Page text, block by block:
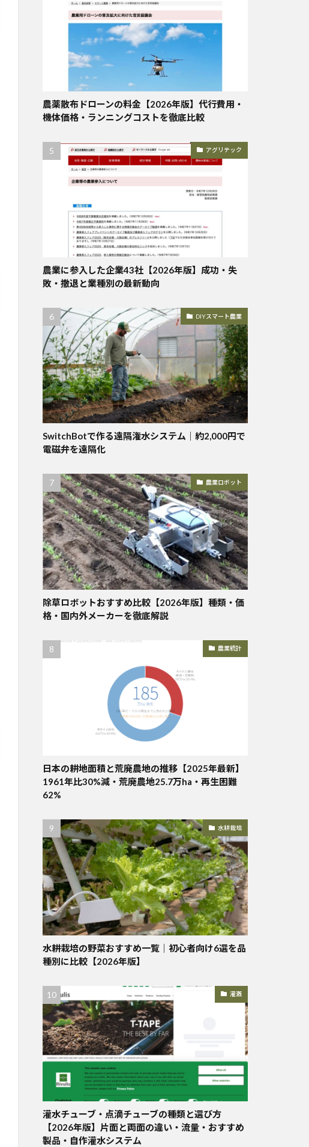
農薬散布ドローンの料金【2026年版】代行費用・
機体価格・ランニングコストを徹底比較
アグリテック
農業に参入した企業43社【2026年版】成功・失
敗・撤退と業種別の最新動向
DIYスマート農業
SwitchBotで作る遠隔潅水システム｜約2,000円で
電磁弁を遠隔化
農業ロボット
除草ロボットおすすめ比較【2026年版】種類・価
格・国内外メーカーを徹底解説
農業統計
日本の耕地面積と荒廃農地の推移【2025年最新】
1961年比30%減・荒廃農地25.7万ha・再生困難
62%
水耕栽培
水耕栽培の野菜おすすめ一覧｜初心者向け6選を品
種別に比較【2026年版】
灌漑
灌水チューブ・点滴チューブの種類と選び方
【2026年版】片面と両面の違い・流量・おすすめ
製品・自作灌水システム